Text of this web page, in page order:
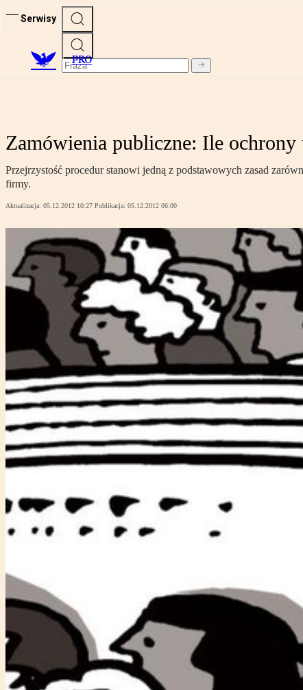
Serwisy
PRO
Zamówienia publiczne: Ile
Przejrzystość procedur stanowi jedną z podstawowych zasad
firmy.
Aktualizacja: 05.12.2012 10:27 Publikacja: 05.12.2012 06:00